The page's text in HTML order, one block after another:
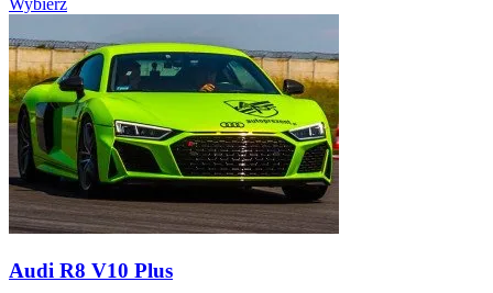
Wybierz
Audi R8 V10 Plus